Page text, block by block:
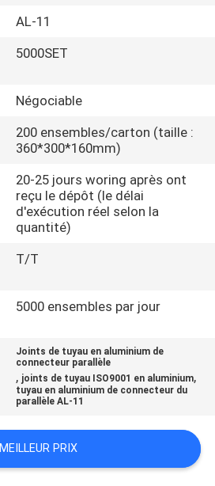
AL-11
5000SET
Négociable
200 ensembles/carton (taille :
360*300*160mm)
20-25 jours woring après ont
reçu le dépôt (le délai
d'exécution réel selon la
quantité)
T/T
5000 ensembles par jour
Joints de tuyau en aluminium de
connecteur parallèle
, joints de tuyau ISO9001 en aluminium,
tuyau en aluminium de connecteur du
parallèle AL-11
MEILLEUR PRIX